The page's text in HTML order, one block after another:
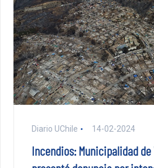
Diario UChile 14-02-2024
Incendios: Municipalidad de